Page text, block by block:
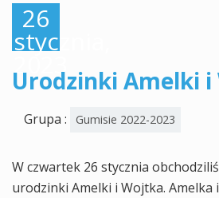
26
stycznia,
2023
Urodzinki Amelki i
Grupa : Gumisie 2022-2023
W czwartek 26 stycznia
urodzinki Amelki i Wojtka. Amelka